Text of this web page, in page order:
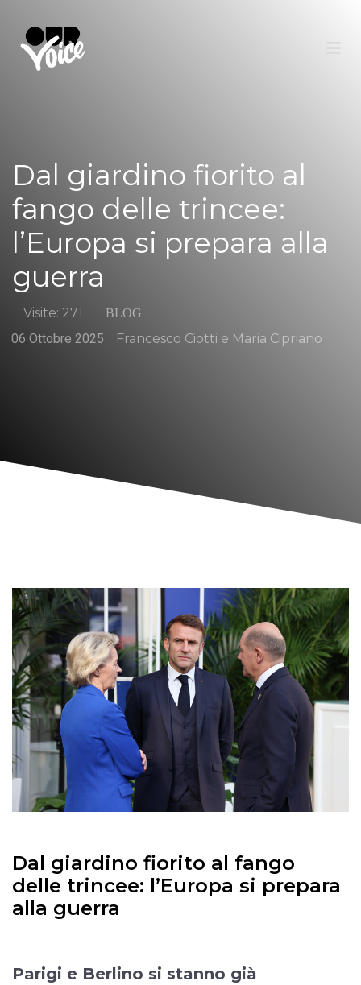
Dal giardino fiorito al
fango delle trincee:
l’Europa si prepara alla
guerra
Francesco Ciotti e Maria Cipriano
BLOG
06 Ottobre 2025
Visite: 271
Dal giardino fiorito al fango
delle trincee: l’Europa si prepara
alla guerra
Parigi e Berlino si stanno già